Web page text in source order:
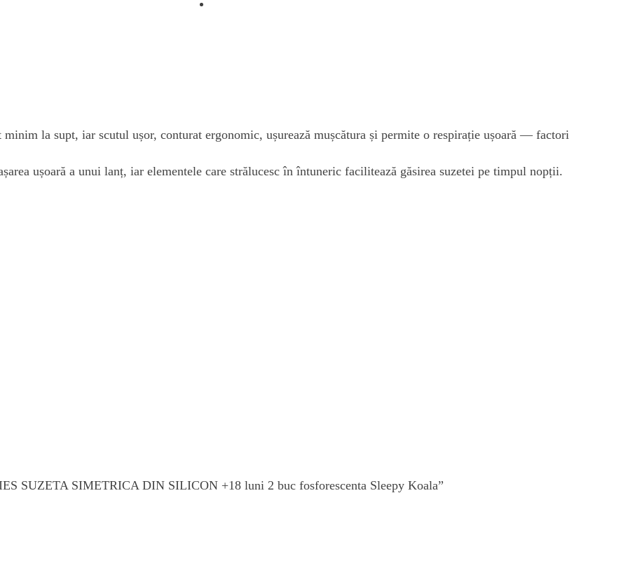
la supt, iar scutul ușor, conturat ergonomic, ușurează mușcătura și permite o respirație ușoară — factori
ușoară a unui lanț, iar elementele care strălucesc în întuneric facilitează găsirea suzetei pe timpul nopții.
SUZETA SIMETRICA DIN SILICON +18 luni 2 buc fosforescenta Sleepy Koala”